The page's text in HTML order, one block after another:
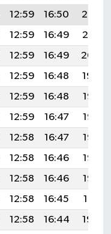
12:59 16:50
20:02
12:59 16:49
20:01
12:59 16:49
20:00
12:59 16:48
19:59
12:59 16:48
19:57
12:59 16:47
19:56
12:58 16:47
19:55
12:58 16:46
19:53
12:58 16:46
19:52
12:58 16:45
19:51
12:58 16:44
19:49